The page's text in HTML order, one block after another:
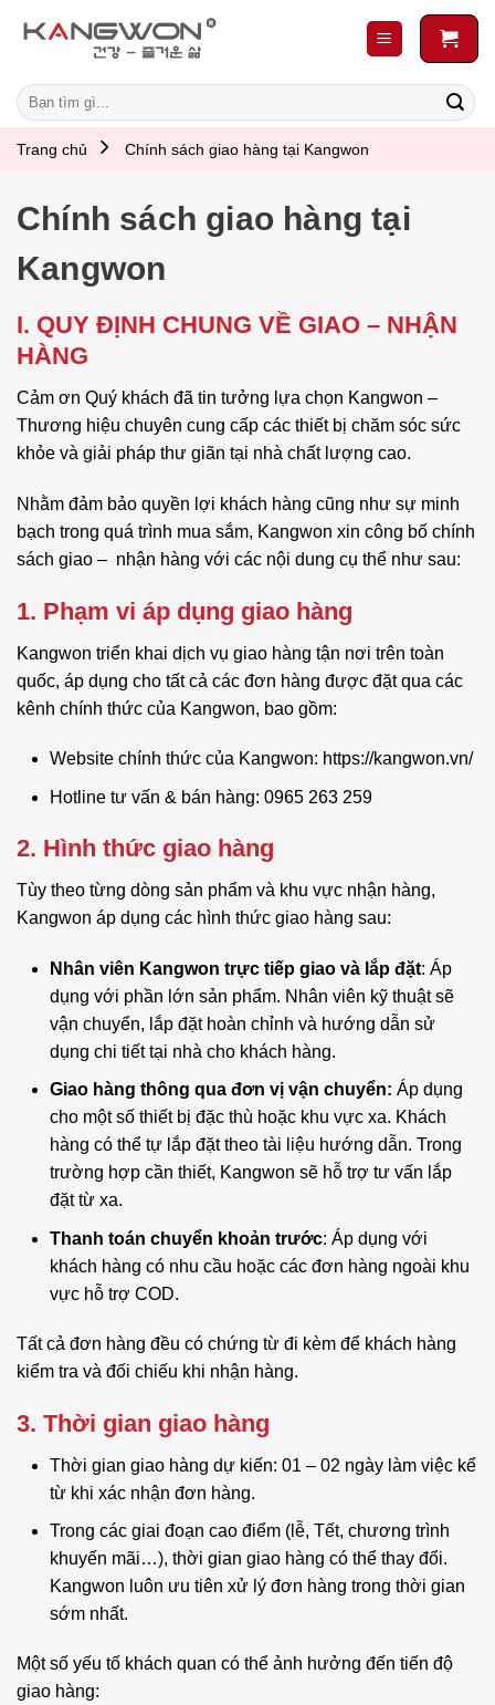
Search
for:
Trang chủ Chính sách giao hàng tại Kangwon
Chính sách giao hàng tại
Kangwon
I. QUY ĐỊNH CHUNG VỀ GIAO – NHẬN
HÀNG
Cảm ơn Quý khách đã tin tưởng lựa chọn Kangwon –
Thương hiệu chuyên cung cấp các thiết bị chăm sóc sức
khỏe và giải pháp thư giãn tại nhà chất lượng cao.
Nhằm đảm bảo quyền lợi khách hàng cũng như sự minh
bạch trong quá trình mua sắm, Kangwon xin công bố chính
sách giao – nhận hàng với các nội dung cụ thể như sau:
1. Phạm vi áp dụng giao hàng
Kangwon triển khai dịch vụ giao hàng tận nơi trên toàn
quốc, áp dụng cho tất cả các đơn hàng được đặt qua các
kênh chính thức của Kangwon, bao gồm:
Website chính thức của Kangwon: https://kangwon.vn/
Hotline tư vấn & bán hàng: 0965 263 259
2. Hình thức giao hàng
Tùy theo từng dòng sản phẩm và khu vực nhận hàng,
Kangwon áp dụng các hình thức giao hàng sau:
Nhân viên Kangwon trực tiếp giao và lắp đặt: Áp
dụng với phần lớn sản phẩm. Nhân viên kỹ thuật sẽ
vận chuyển, lắp đặt hoàn chỉnh và hướng dẫn sử
dụng chi tiết tại nhà cho khách hàng.
Giao hàng thông qua đơn vị vận chuyển: Áp dụng
cho một số thiết bị đặc thù hoặc khu vực xa. Khách
hàng có thể tự lắp đặt theo tài liệu hướng dẫn. Trong
trường hợp cần thiết, Kangwon sẽ hỗ trợ tư vấn lắp
đặt từ xa.
Thanh toán chuyển khoản trước: Áp dụng với
khách hàng có nhu cầu hoặc các đơn hàng ngoài khu
vực hỗ trợ COD.
Tất cả đơn hàng đều có chứng từ đi kèm để khách hàng
kiểm tra và đối chiếu khi nhận hàng.
3. Thời gian giao hàng
Thời gian giao hàng dự kiến: 01 – 02 ngày làm việc kể
từ khi xác nhận đơn hàng.
Trong các giai đoạn cao điểm (lễ, Tết, chương trình
khuyến mãi…), thời gian giao hàng có thể thay đổi.
Kangwon luôn ưu tiên xử lý đơn hàng trong thời gian
sớm nhất.
Một số yếu tố khách quan có thể ảnh hưởng đến tiến độ
giao hàng: